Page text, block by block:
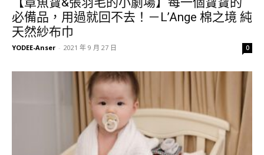
必備品，用過就回不去！－L’Ange 棉之境 純
天然紗布巾
YODEE-Anser - 2021 年 9 月 27 日 0